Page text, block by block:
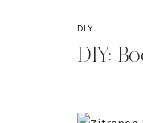
DIY
DIY: